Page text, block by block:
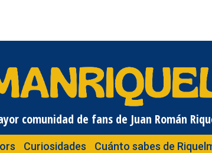
comunidad de fans de Juan Román
Curiosidades Cuánto sabes de